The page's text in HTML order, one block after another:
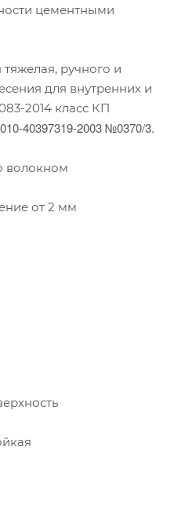
цементными
ручного и
для внутренних и
2014 класс КП
40397319-2003 №0370/3.
от 2 мм
поверхность